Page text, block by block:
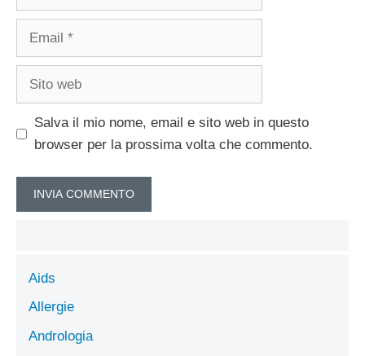
Email
Sito
Salva il mio nome, email e sito web in questo
browser per la prossima volta che commento.
Aids
Allergie
Andrologia